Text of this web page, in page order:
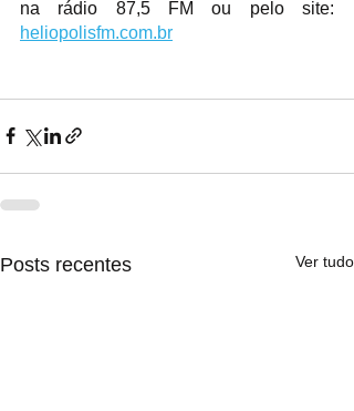
heliopolisfm.com.br
Posts recentes Ver tudo